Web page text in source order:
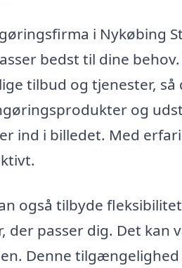
i Nykøbing
bedst til dine
tilbud og tjenester,
og
ind i billedet. Med
også tilbyde
der passer dig. Det
Denne